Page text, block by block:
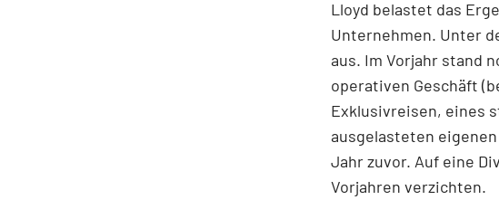
Lloyd belastet das
Unternehmen. Unter
aus. Im Vorjahr stand
operativen Geschäft
Exklusivreisen, eines
ausgelasteten
Jahr zuvor. Auf eine
Vorjahren verzichten.